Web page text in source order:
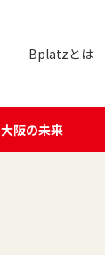
Bplatzとは
大阪の未来